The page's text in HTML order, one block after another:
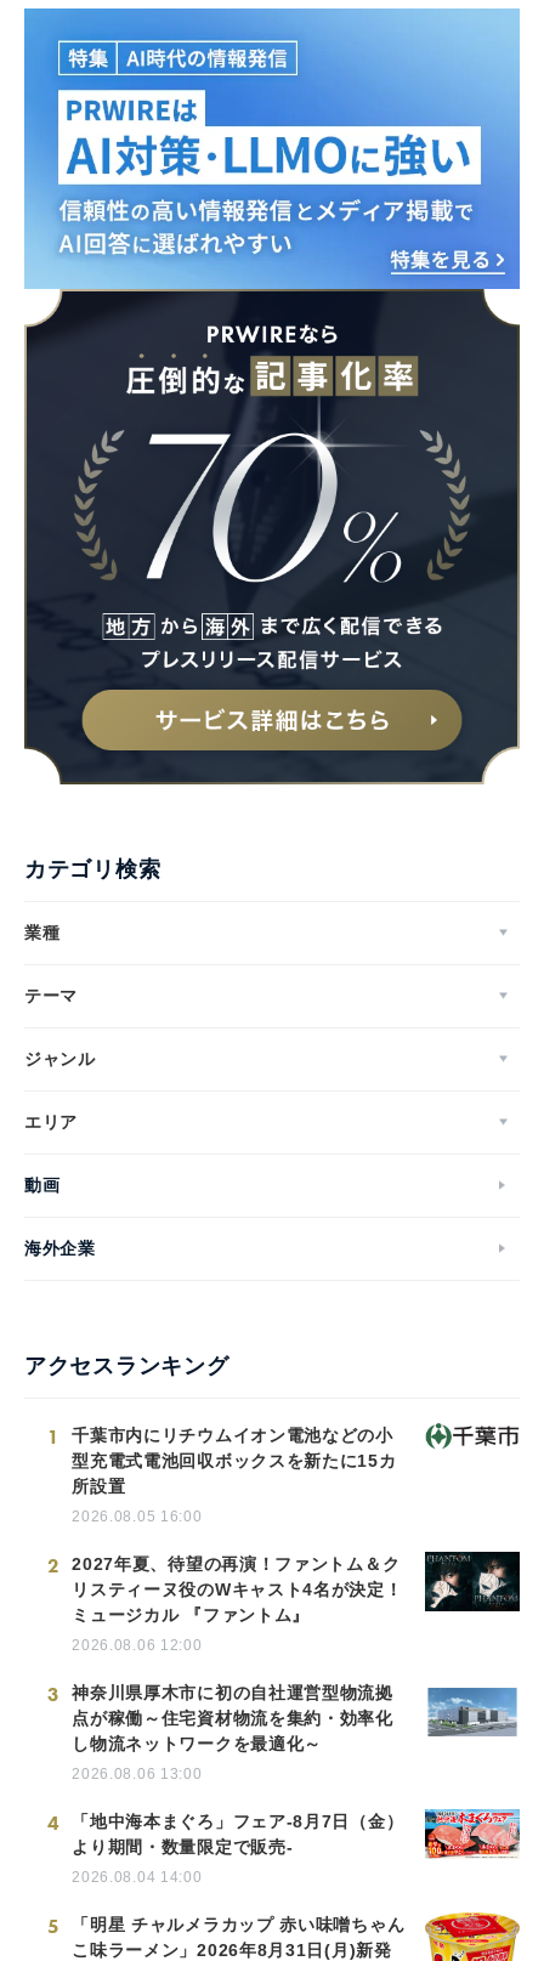
カテゴリ検索
業種
テーマ
ジャンル
エリア
動画
海外企業
アクセスランキング
1
千葉市内にリチウムイオン電池などの小
型充電式電池回収ボックスを新たに15カ
所設置
2026.08.05 16:00
2
2027年夏、待望の再演！ファントム＆ク
リスティーヌ役のWキャスト4名が決定！
ミュージカル 『ファントム』
2026.08.06 12:00
3
神奈川県厚木市に初の自社運営型物流拠
点が稼働～住宅資材物流を集約・効率化
し物流ネットワークを最適化～
2026.08.06 13:00
4
「地中海本まぐろ」フェア-8月7日（金）
より期間・数量限定で販売-
2026.08.04 14:00
5
「明星 チャルメラカップ 赤い味噌ちゃん
こ味ラーメン」2026年8月31日(月)新発
Japanese